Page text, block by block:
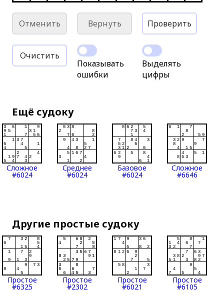
Отменить Вернуть Проверить
Очистить
Показывать
ошибки
Выделять
цифры
Ещё судоку
Сложное
#6024
Среднее
#6024
Базовое
#6024
Сложное
#6646
Другие простые судоку
Простое
#6325
Простое
#2302
Простое
#6021
Простое
#6105